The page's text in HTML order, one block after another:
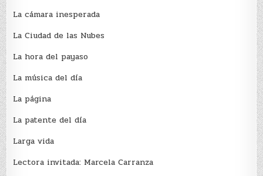
La cámara inesperada
La Ciudad de las Nubes
La hora del payaso
La música del día
La página
La patente del día
Larga vida
Lectora invitada: Marcela Carranza